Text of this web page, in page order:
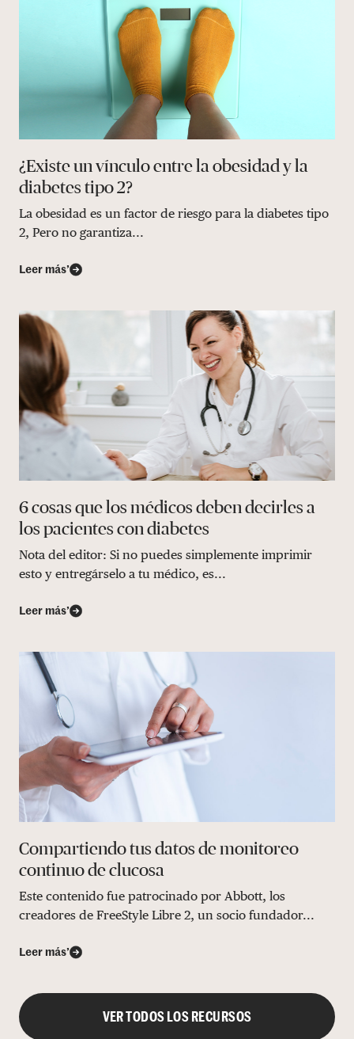
¿Existe un vínculo entre la obesidad y la
diabetes tipo 2?
La obesidad es un factor de riesgo para la diabetes tipo
2, Pero no garantiza...
Leer más’
6 cosas que los médicos deben decirles a
los pacientes con diabetes
Nota del editor: Si no puedes simplemente imprimir
esto y entregárselo a tu médico, es...
Leer más’
Compartiendo tus datos de monitoreo
continuo de clucosa
Este contenido fue patrocinado por Abbott, los
creadores de FreeStyle Libre 2, un socio fundador...
Leer más’
VER TODOS LOS RECURSOS